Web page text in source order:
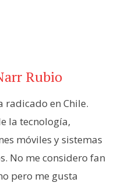
Rubio
radicado en Chile.
la tecnología,
móviles y sistemas
No me considero fan
pero me gusta